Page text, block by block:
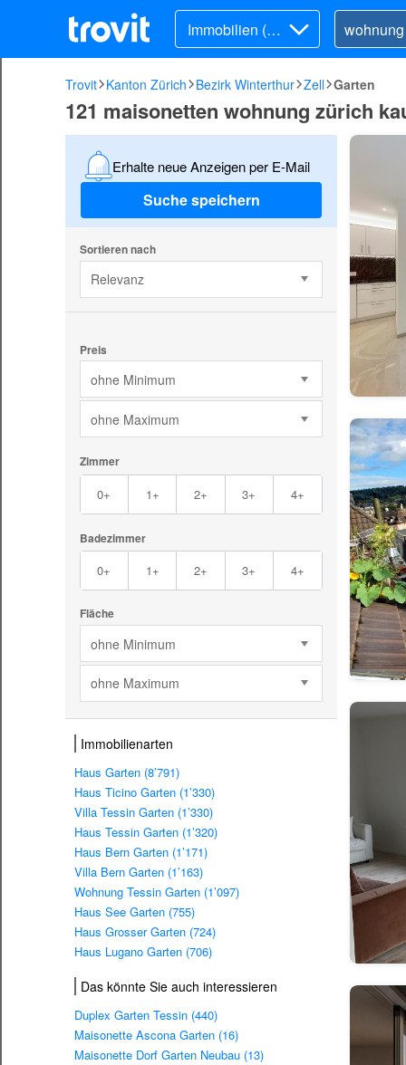
Immobilien (Ka
uf)
Trovit Kanton Zürich Bezirk Winterthur Zell Garten
121 maisonetten wohnung zürich
Erhalte neue Anzeigen per E-Mail
Suche speichern
Sortieren nach
Relevanz
Preis
ohne Minimum
ohne Maximum
Zimmer
0+ 1+ 2+ 3+ 4+
Badezimmer
0+ 1+ 2+ 3+ 4+
Fläche
ohne Minimum
ohne Maximum
Immobilienarten
Haus Garten (8’791)
Haus Ticino Garten (1’330)
Villa Tessin Garten (1’330)
Haus Tessin Garten (1’320)
Haus Bern Garten (1’171)
Villa Bern Garten (1’163)
Wohnung Tessin Garten (1’097)
Haus See Garten (755)
Haus Grosser Garten (724)
Haus Lugano Garten (706)
Das könnte Sie auch interessieren
Duplex Garten Tessin (440)
Maisonette Ascona Garten (16)
Maisonette Dorf Garten Neubau (13)